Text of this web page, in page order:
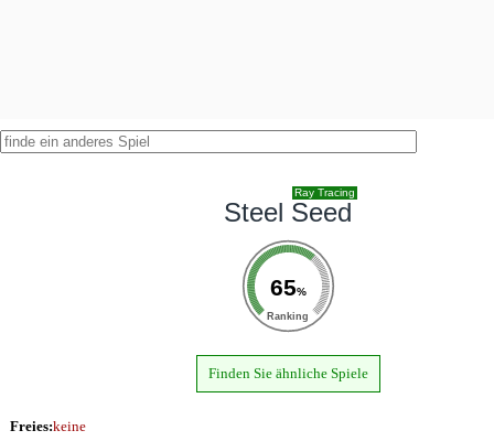
Ray Tracing
Steel Seed
65%
Ranking
Finden Sie ähnliche Spiele
Freies:keine